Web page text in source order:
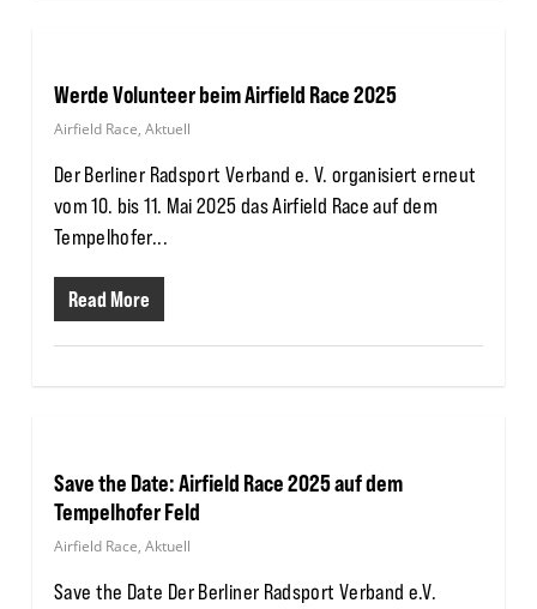
Werde Volunteer beim Airfield Race 2025
Airfield Race, Aktuell
Der Berliner Radsport Verband e. V. organisiert erneut
vom 10. bis 11. Mai 2025 das Airfield Race auf dem
Tempelhofer...
Read More
Save the Date: Airfield Race 2025 auf dem
Tempelhofer Feld
Airfield Race, Aktuell
Save the Date Der Berliner Radsport Verband e.V.